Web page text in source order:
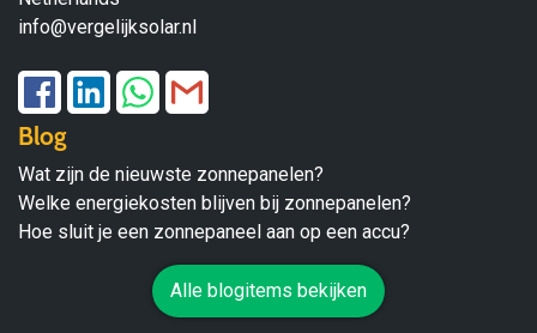
info@vergelijksolar.nl
Blog
Wat zijn de nieuwste zonnepanelen?
Welke energiekosten blijven bij zonnepanelen?
Hoe sluit je een zonnepaneel aan op een accu?
Alle blogitems bekijken